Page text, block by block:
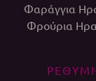
Φαράγγια
Φρούρια